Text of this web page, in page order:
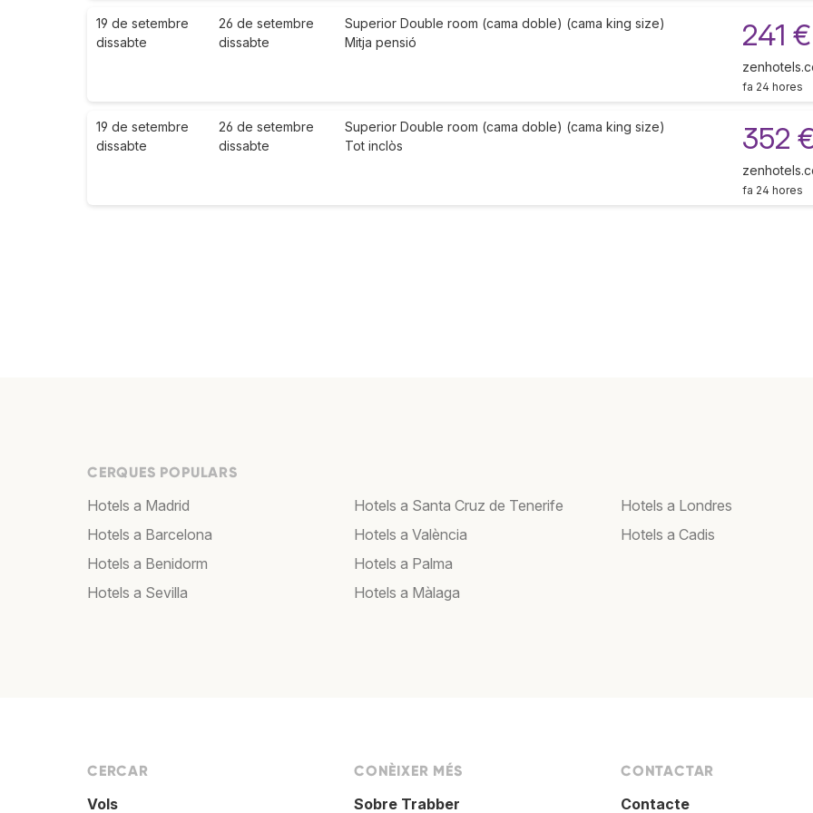
19 de setembre
dissabte
26 de setembre
dissabte
Superior Double room (cama doble) (cama king size)
Mitja pensió
241 €
fa 24 hores
19 de setembre
dissabte
26 de setembre
dissabte
Superior Double room (cama doble) (cama king size)
Tot inclòs
352
fa 24 hores
CERQUES POPULARS
Hotels a Madrid
Hotels a Barcelona
Hotels a Benidorm
Hotels a Sevilla
Hotels a Santa Cruz de Tenerife
Hotels a València
Hotels a Palma
Hotels a Màlaga
Hotels a Londres
Hotels a Cadis
CERCAR
Vols
CONÈIXER MÉS
Sobre Trabber
CONTACTAR
Contacte